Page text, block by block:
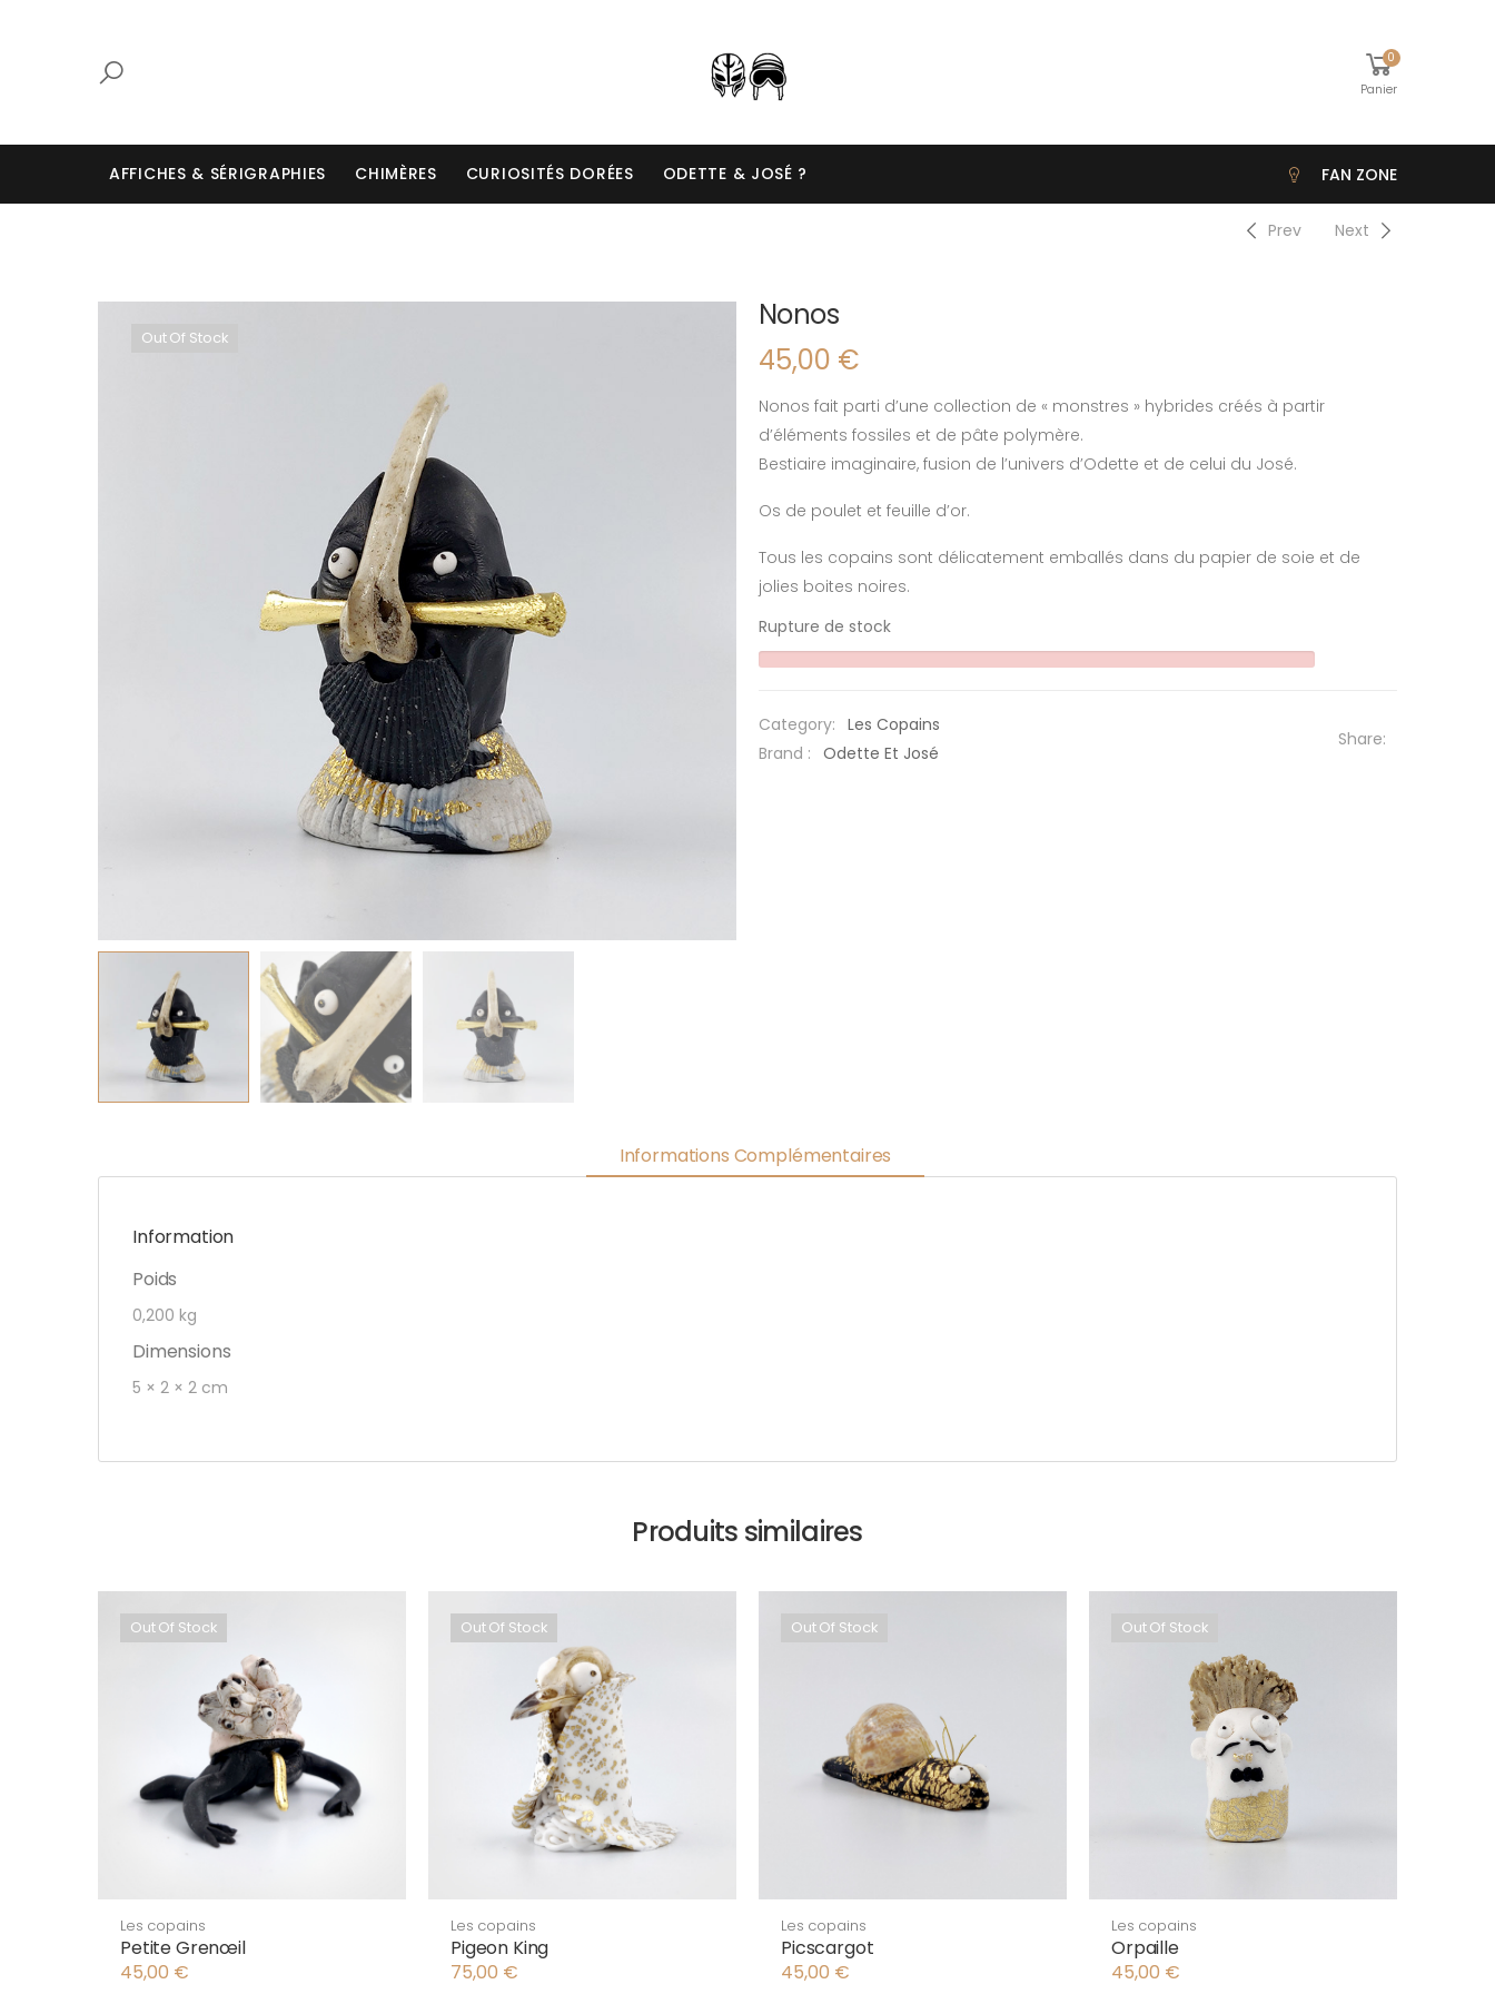
0
Panier
AFFICHES & SÉRIGRAPHIES CHIMÈRES CURIOSITÉS DORÉES ODETTE & JOSÉ ? FAN ZONE
Prev Next
Out Of Stock
Nonos
45,00 €
Nonos fait parti d’une collection de « monstres » hybrides créés à partir
d’éléments fossiles et de pâte polymère.
Bestiaire imaginaire, fusion de l’univers d’Odette et de celui du José.
Os de poulet et feuille d’or.
Tous les copains sont délicatement emballés dans du papier de soie et de
jolies boites noires.
Rupture de stock
Category: Les Copains
Brand : Odette Et José
Share:
Informations Complémentaires
Information
Poids
0,200 kg
Dimensions
5 × 2 × 2 cm
Produits similaires
Out Of Stock
Les copains
Petite Grenœil
45,00 €
Out Of Stock
Les copains
Pigeon King
75,00 €
Out Of Stock
Les copains
Picscargot
45,00 €
Out Of Stock
Les copains
Orpaille
45,00 €